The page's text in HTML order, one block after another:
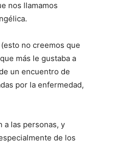
nos llamamos
no creemos que
más le gustaba a
un encuentro de
por la enfermedad,
a las personas, y
de los